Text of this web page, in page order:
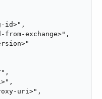
id>",
from-exchange>",
uri>",